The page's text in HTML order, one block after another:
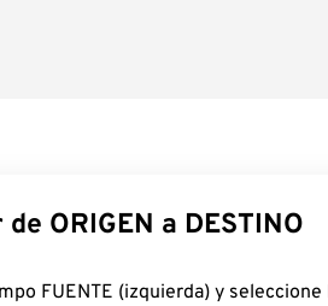
ORIGEN a DESTINO
FUENTE (izquierda) y